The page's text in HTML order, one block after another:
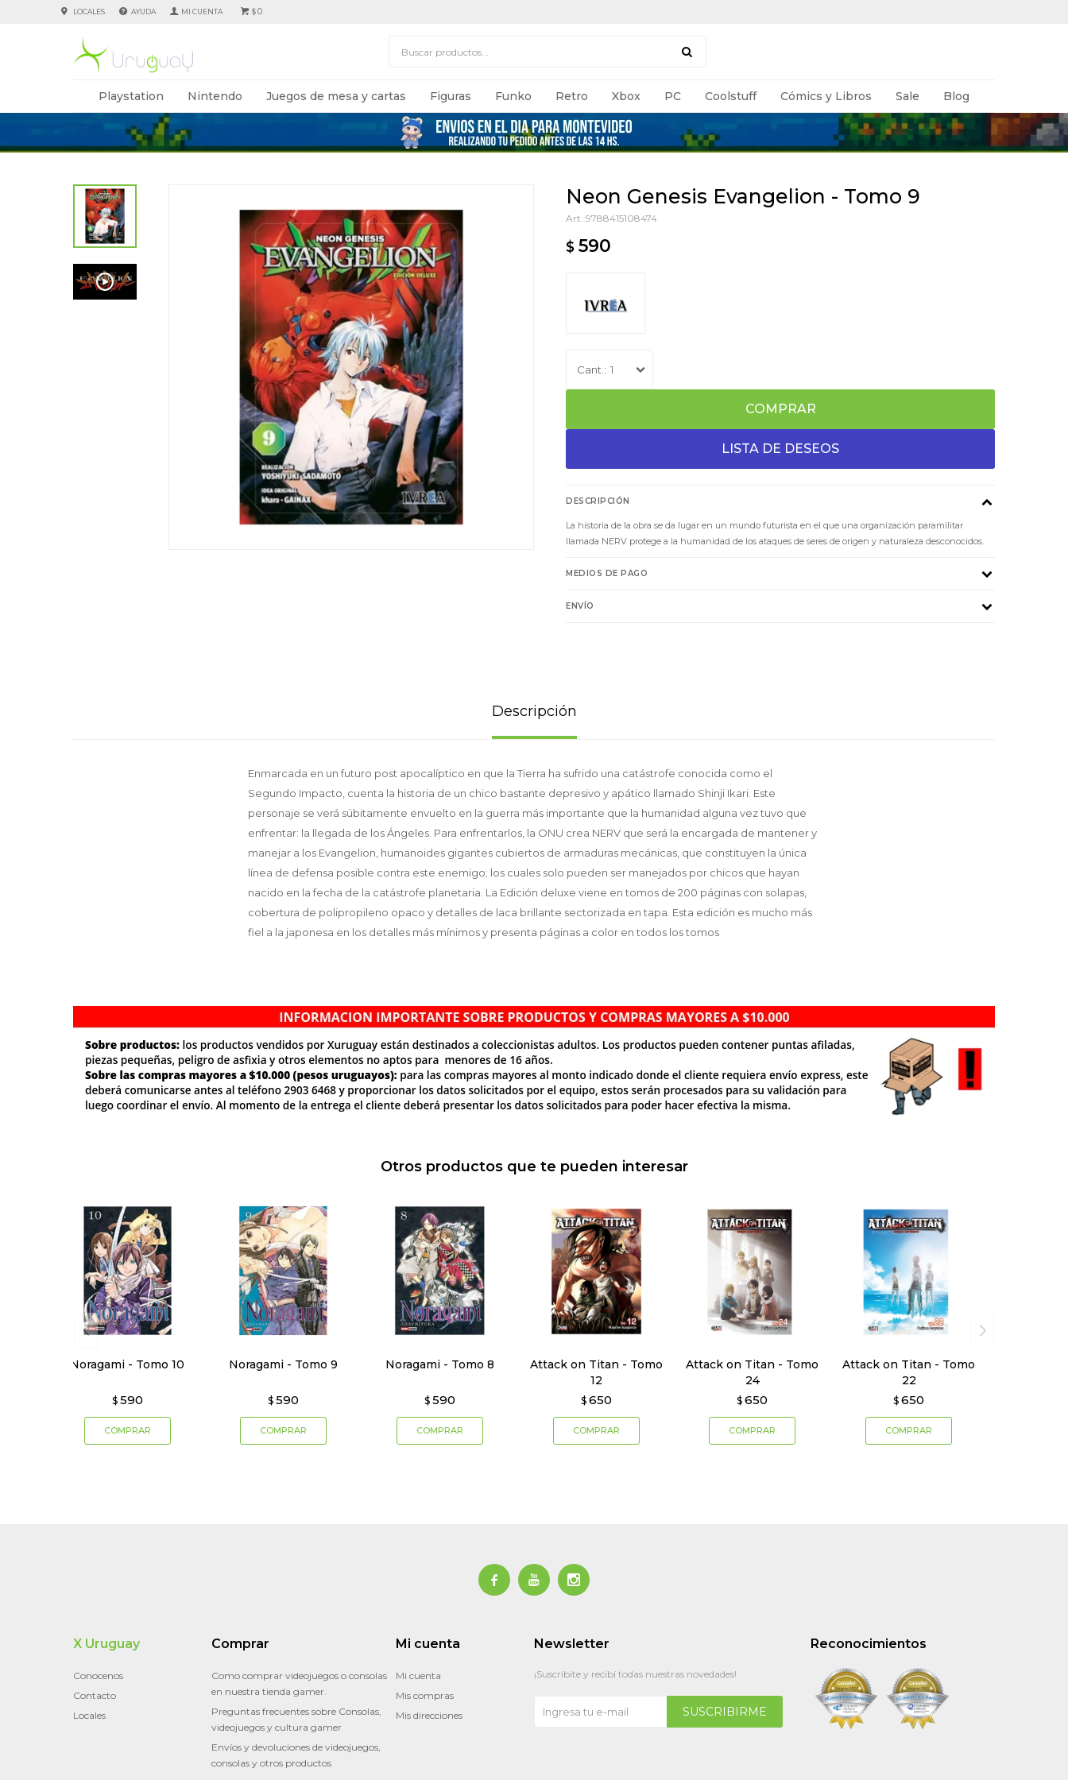
Playstation Nintendo Juegos de mesa y cartas Figuras Funko Retro Xbox PC Coolstuff Cómics y Libros Sale Blog
$0
LOCALES AYUDA
Neon Genesis Evangelion - Tomo 9
9788415108474
$ 590
1
COMPRAR
DESCRIPCIÓN
La historia de la obra se da lugar en un mundo futurista en el que una organización paramilitar
llamada NERV protege a la humanidad de los ataques de seres de origen y naturaleza desconocidos.
MEDIOS DE PAGO
ENVÍO
Descripción
Enmarcada en un futuro post apocalíptico en que la Tierra ha sufrido una catástrofe conocida como el
Segundo Impacto, cuenta la historia de un chico bastante depresivo y apático llamado Shinji Ikari. Este
personaje se verá súbitamente envuelto en la guerra más importante que la humanidad alguna vez tuvo que
enfrentar: la llegada de los Ángeles. Para enfrentarlos, la ONU crea NERV que será la encargada de mantener y
manejar a los Evangelion, humanoides gigantes cubiertos de armaduras mecánicas, que constituyen la única
línea de defensa posible contra este enemigo; los cuales solo pueden ser manejados por chicos que hayan
nacido en la fecha de la catástrofe planetaria. La Edición deluxe viene en tomos de 200 páginas con solapas,
cobertura de polipropileno opaco y detalles de laca brillante sectorizada en tapa. Esta edición es mucho más
fiel a la japonesa en los detalles más mínimos y presenta páginas a color en todos los tomos
Otros productos que te pueden interesar
Noragami - Tomo 10
$ 590
Noragami - Tomo 9
$ 590
Noragami - Tomo 8
$ 590
Attack on Titan - Tomo
12
$ 650
Attack on Titan - Tomo
24
$ 650
Attack on Titan - Tomo
22
$ 650
  
Reconocimientos
X Uruguay
Conocenos
Contacto
Locales
Comprar
Como comprar videojuegos o consolas
en nuestra tienda gamer.
Preguntas frecuentes sobre Consolas,
videojuegos y cultura gamer
Envíos y devoluciones de videojuegos,
consolas y otros productos
Mi cuenta
Mi cuenta
Mis compras
Mis direcciones
Newsletter
¡Suscribite y recibí todas nuestras novedades!
SUSCRIBIRME